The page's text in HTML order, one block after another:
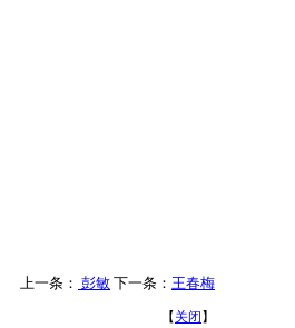
上一条： 彭敏 下一条： 王春梅
【 关闭 】